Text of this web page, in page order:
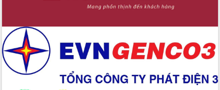
nghiệp Đắk Lắk tăng trưởng bứt phá
Triển khai đồng bộ đo đạc, lập hồ sơ
địa chính, hoàn thiện cơ sở dữ liệu đất
đai
Ứng dụng sinh trắc học - Bước tiến
trong hành trình chuyển đổi số tại Đắk